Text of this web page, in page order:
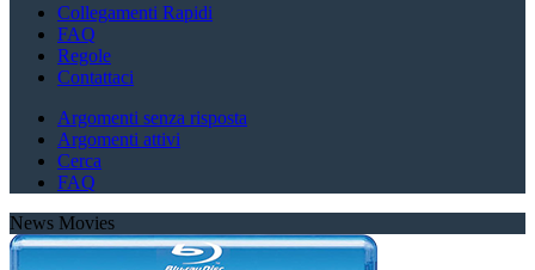
Collegamenti Rapidi
FAQ
Regole
Contattaci
Argomenti senza risposta
Argomenti attivi
Cerca
FAQ
News Movies